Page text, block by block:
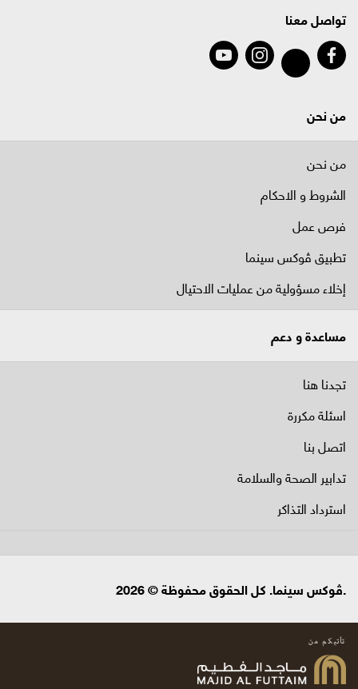
تواصل معنا
من نحن
من نحن
الشروط و الاحكام
فرص عمل
تطبيق ڤوكس سينما
إخلاء مسؤولية من عمليات الاحتيال
مساعدة و دعم
تجدنا هنا
اسئلة مكررة
اتصل بنا
تدابير الصحة والسلامة
استرداد التذاكر
.ڤوكس سينما. كل الحقوق محفوظة © 2026